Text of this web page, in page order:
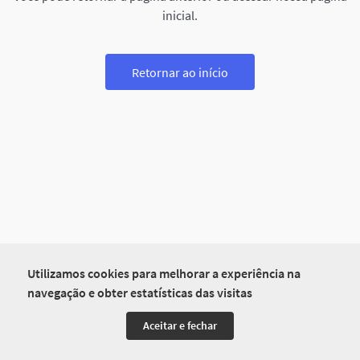
Utilizamos cookies para melhorar a experiência na
navegação e obter estatísticas das visitas
Aceitar e fechar
inicial.
Retornar ao início